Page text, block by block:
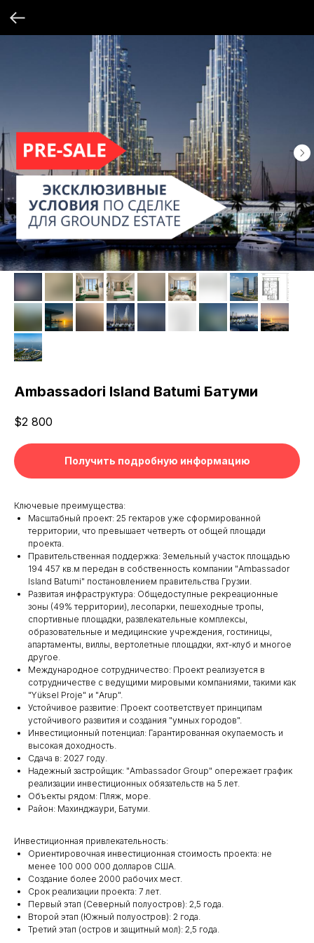
Ambassadori Island Batumi Батуми
$2 800
Получить подробную информацию
Ключевые преимущества:
Масштабный проект: 25 гектаров уже сформированной
территории, что превышает четверть от общей площади
проекта.
Правительственная поддержка: Земельный участок площадью
194 457 кв.м передан в собственность компании "Ambassador
Island Batumi" постановлением правительства Грузии.
Развитая инфраструктура: Общедоступные рекреационные
зоны (49% территории), лесопарки, пешеходные тропы,
спортивные площадки, развлекательные комплексы,
образовательные и медицинские учреждения, гостиницы,
апартаменты, виллы, вертолетные площадки, яхт-клуб и многое
другое.
Международное сотрудничество: Проект реализуется в
сотрудничестве с ведущими мировыми компаниями, такими как
"Yüksel Proje" и "Arup".
Устойчивое развитие: Проект соответствует принципам
устойчивого развития и создания "умных городов".
Инвестиционный потенциал: Гарантированная окупаемость и
высокая доходность.
Сдача в: 2027 году.
Надежный застройщик: "Ambassador Group" опережает график
реализации инвестиционных обязательств на 5 лет.
Объекты рядом: Пляж, море.
Район: Махинджаури, Батуми.
Инвестиционная привлекательность:
Ориентировочная инвестиционная стоимость проекта: не
менее 100 000 000 долларов США.
Создание более 2000 рабочих мест.
Срок реализации проекта: 7 лет.
Первый этап (Северный полуостров): 2,5 года.
Второй этап (Южный полуостров): 2 года.
Третий этап (остров и защитный мол): 2,5 года.